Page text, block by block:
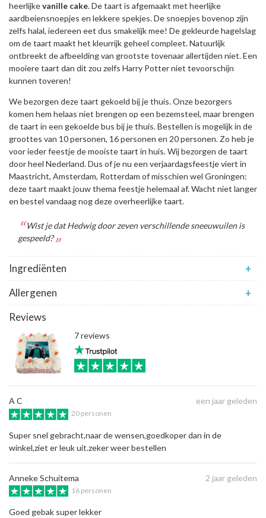
heerlijkevanille cake. De taart is afgemaakt met heerlijke
aardbeiensnoepjes en lekkere spekjes. De snoepjes bovenop zijn
zelfs halal, iedereen eet dus smakelijk mee! De gekleurde hagelslag
om de taart maakt het kleurrijk geheel compleet. Natuurlijk
ontbreekt de afbeelding van grootste tovenaar allertijden niet. Een
mooiere taart dan dit zou zelfs Harry Potter niet tevoorschijn
kunnen toveren!
We bezorgen deze taart gekoeld bij je thuis. Onze bezorgers
komen hem helaas niet brengen op een bezemsteel, maar brengen
de taart in een gekoelde bus bij je thuis. Bestellen is mogelijk in de
groottes van 10 personen, 16 personen en 20 personen. Zo heb je
voor ieder feestje de mooiste taart in huis. Wij bezorgen de taart
door heel Nederland. Dus of je nu een verjaardagsfeestje viert in
Maastricht, Amsterdam, Rotterdam of misschien wel Groningen:
deze taart maakt jouw thema feestje helemaal af. Wacht niet langer
en bestel vandaag nog deze overheerlijke taart.
Ingrediënten
+
Allergenen
+
Wist je dat Hedwig door zeven verschillende sneeuwuilen is
gespeeld?
Reviews
7 reviews
A C een jaar geleden
20 personen
Super snel gebracht,naar de wensen,goedkoper dan in de
winkel,ziet er leuk uit.zeker weer bestellen
Anneke Schuitema 2 jaar geleden
16 personen
Goed gebak super lekker